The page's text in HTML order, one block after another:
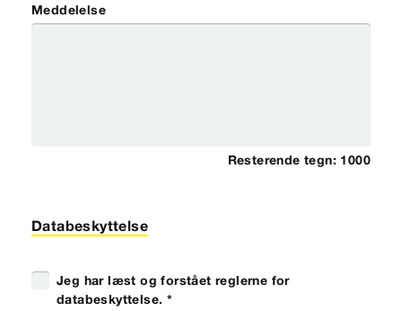
Meddelelse
Resterende tegn: 1000
Databeskyttelse
Jeg har læst og forstået reglerne for
databeskyttelse. *